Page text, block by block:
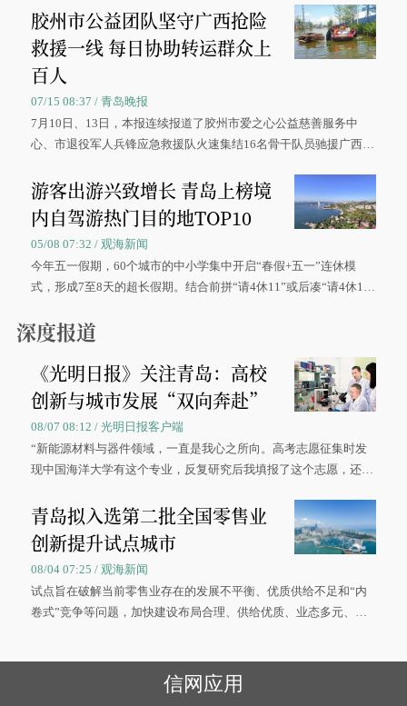
胶州市公益团队坚守广西抢险
救援一线 每日协助转运群众上
百人
07/15 08:37 / 青岛晚报
7月10日、13日，本报连续报道了胶州市爱之心公益慈善服务中
心、市退役军人兵锋应急救援队火速集结16名骨干队员驰援广西灾
游客出游兴致增长 青岛上榜境
内自驾游热门目的地TOP10
05/08 07:32 / 观海新闻
今年五一假期，60个城市的中小学集中开启“春假+五一”连休模
式，形成7至8天的超长假期。结合前拼“请4休11”或后凑“请4休1
深度报道
《光明日报》关注青岛：高校
创新与城市发展“双向奔赴”
08/07 08:12 / 光明日报客户端
“新能源材料与器件领域，一直是我心之所向。高考志愿征集时发
现中国海洋大学有这个专业，反复研究后我填报了这个志愿，还真
大学材料科学与工程学院材料类专业的录取通知书。
青岛拟入选第二批全国零售业
创新提升试点城市
08/04 07:25 / 观海新闻
试点旨在破解当前零售业存在的发展不平衡、优质供给不足和“内
卷式”竞争等问题，加快建设布局合理、供给优质、业态多元、智
信网应用